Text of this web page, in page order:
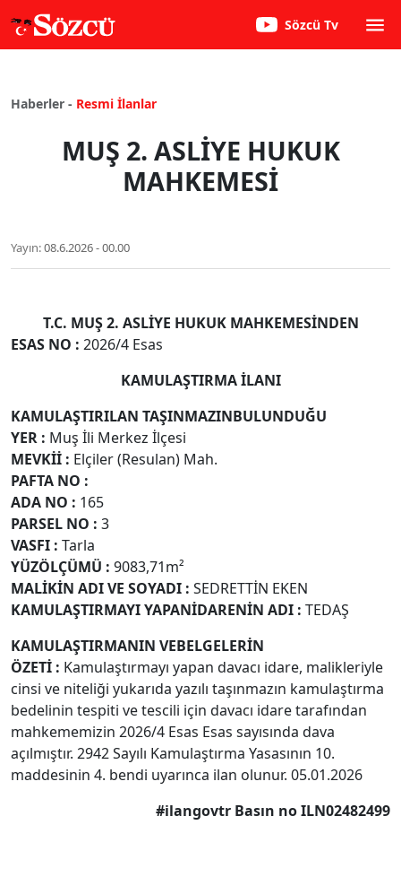
Sözcü Tv
Haberler - Resmi İlanlar
MUŞ 2. ASLİYE HUKUK
MAHKEMESİ
Yayın:08.6.2026 - 00.00
T.C. MUŞ 2. ASLİYE HUKUK MAHKEMESİNDEN
ESAS NO : 2026/4 Esas
KAMULAŞTIRMA İLANI
KAMULAŞTIRILAN TAŞINMAZINBULUNDUĞU
YER : Muş İli Merkez İlçesi
MEVKİİ : Elçiler (Resulan) Mah.
PAFTA NO :
ADA NO : 165
PARSEL NO : 3
VASFI : Tarla
YÜZÖLÇÜMÜ : 9083,71m²
MALİKİN ADI VE SOYADI : SEDRETTİN EKEN
KAMULAŞTIRMAYI YAPANİDARENİN ADI : TEDAŞ
KAMULAŞTIRMANIN VEBELGELERİN
ÖZETİ : Kamulaştırmayı yapan davacı idare, malikleriyle
cinsi ve niteliği yukarıda yazılı taşınmazın kamulaştırma
bedelinin tespiti ve tescili için davacı idare tarafından
mahkememizin 2026/4 Esas Esas sayısında dava
açılmıştır. 2942 Sayılı Kamulaştırma Yasasının 10.
maddesinin 4. bendi uyarınca ilan olunur. 05.01.2026
#ilangovtr Basın no ILN02482499